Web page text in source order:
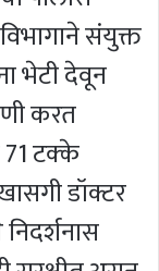
संयुक्त
भेटी देवून
करत
71 टक्के
डॉक्टर